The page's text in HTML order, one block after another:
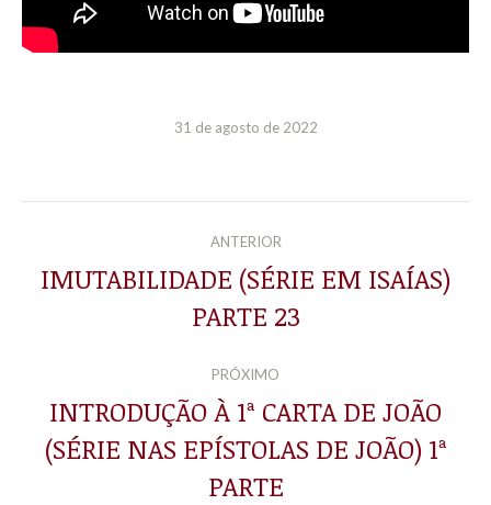
31 de agosto de 2022
NAVEGAÇÃO
DE
ANTERIOR
Post
anterior:
IMUTABILIDADE (SÉRIE EM ISAÍAS)
PARTE 23
PRÓXIMO
Próximo
post:
INTRODUÇÃO À 1ª CARTA DE JOÃO
(SÉRIE NAS EPÍSTOLAS DE JOÃO) 1ª
PARTE